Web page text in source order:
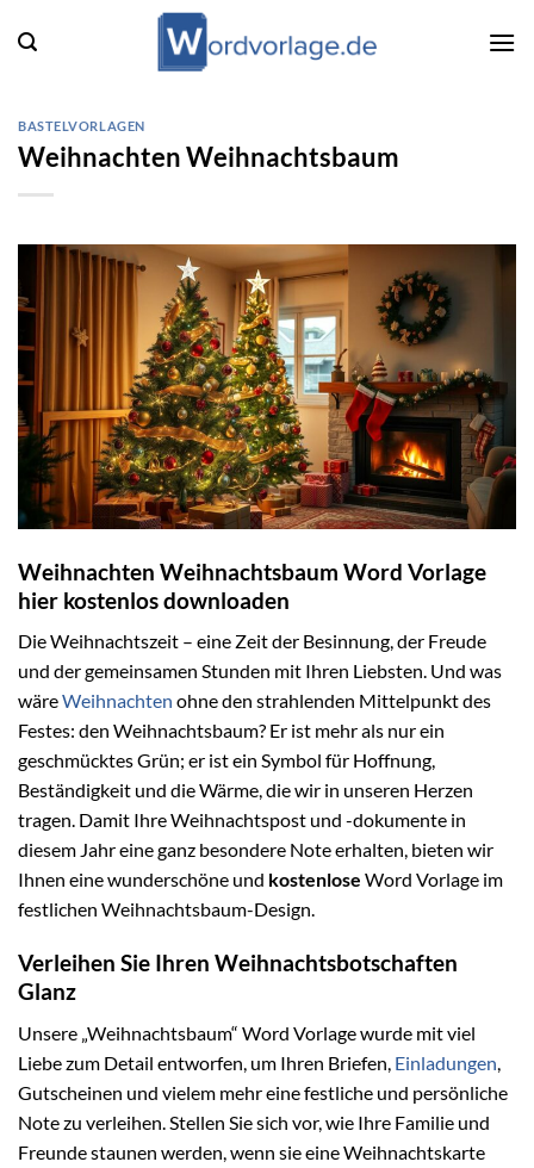
Inhalt
BASTELVORLAGEN
Weihnachten Weihnachtsbaum
Weihnachten Weihnachtsbaum Word Vorlage
hier kostenlos downloaden
Die Weihnachtszeit – eine Zeit der Besinnung, der Freude
und der gemeinsamen Stunden mit Ihren Liebsten. Und was
wäreWeihnachten ohne den strahlenden Mittelpunkt des
Festes: den Weihnachtsbaum? Er ist mehr als nur ein
geschmücktes Grün; er ist ein Symbol für Hoffnung,
Beständigkeit und die Wärme, die wir in unseren Herzen
tragen. Damit Ihre Weihnachtspost und -dokumente in
diesem Jahr eine ganz besondere Note erhalten, bieten wir
Ihnen eine wunderschöne und kostenlose Word Vorlage im
festlichen Weihnachtsbaum-Design.
Verleihen Sie Ihren Weihnachtsbotschaften
Glanz
Unsere „Weihnachtsbaum“ Word Vorlage wurde mit viel
Liebe zum Detail entworfen, um Ihren Briefen, Einladungen
Gutscheinen und vielem mehr eine festliche und persönliche
Note zu verleihen. Stellen Sie sich vor, wie Ihre Familie und
Freunde staunen werden, wenn sie eine Weihnachtskarte